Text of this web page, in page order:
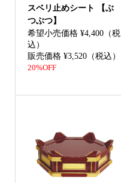
スベリ止めシート 【ぶ
つぶつ】
希望小売価格 ¥4,400（税
込）
販売価格 ¥3,520（税込）
20%OFF